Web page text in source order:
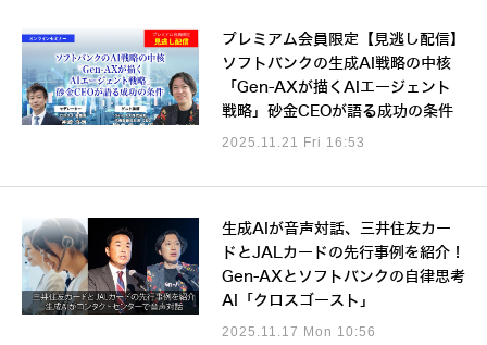
プレミアム会員限定【見逃し配信】
ソフトバンクの生成AI戦略の中核
「Gen-AXが描くAIエージェント
戦略」砂金CEOが語る成功の条件
2025.11.21 Fri 16:53
生成AIが音声対話、三井住友カー
ドとJALカードの先行事例を紹介！
Gen-AXとソフトバンクの自律思考
AI「クロスゴースト」
2025.11.17 Mon 10:56